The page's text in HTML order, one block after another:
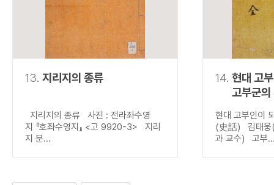
13. 지리지의 종류
지리지의 종류 사진 : 전라좌수영
지 『호좌수영지』 <고 9920-3> 지리
지 분...
14. 현대 고
고부군
현대 고부인이
(史話) 김태웅(
과 교수) 고부